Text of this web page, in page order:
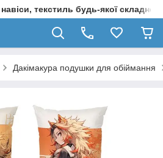
текстиль будь-якої
Дакімакура подушки для обіймання